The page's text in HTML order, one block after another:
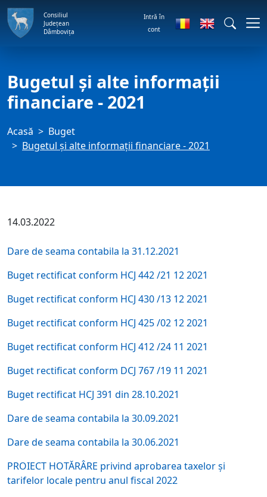
Consiliul
Județean
Dâmbovița
Intră în
cont
Bugetul şi alte informații
financiare - 2021
Acasă
Buget
Bugetul şi alte informații financiare - 2021
14.03.2022
Dare de seama contabila la 31.12.2021
Buget rectificat conform HCJ 442 /21 12 2021
Buget rectificat conform HCJ 430 /13 12 2021
Buget rectificat conform HCJ 425 /02 12 2021
Buget rectificat conform HCJ 412 /24 11 2021
Buget rectificat conform DCJ 767 /19 11 2021
Buget rectificat HCJ 391 din 28.10.2021
Dare de seama contabila la 30.09.2021
Dare de seama contabila la 30.06.2021
PROIECT HOTĂRÂRE privind aprobarea taxelor şi
tarifelor locale pentru anul fiscal 2022